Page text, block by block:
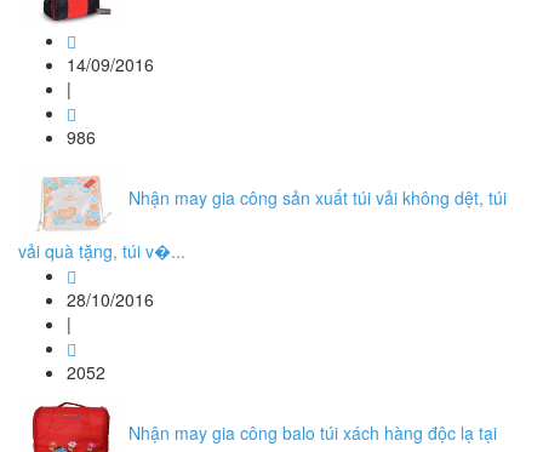
14/09/2016
|
986
Nhận may gia công sản xuất túi vải không dệt, túi
vải quà tặng, túi v�...
28/10/2016
|
2052
Nhận may gia công balo túi xách hàng độc lạ tại